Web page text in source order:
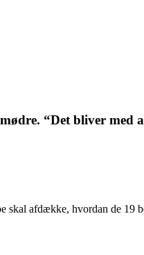
“Det bliver med
skal afdække, hvordan de 19